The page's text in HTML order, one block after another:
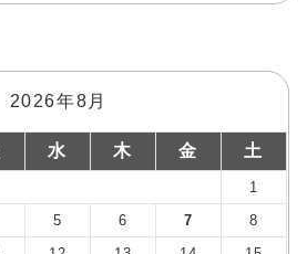
2026年8月
水 木 金 土
1
5 6 7
8